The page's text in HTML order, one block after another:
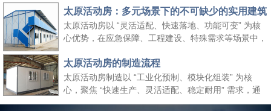
学的结构设计与实用性能，成为各行各业管控扬尘、践
行绿色发展理念的关键选择，为生态保护与生产安全筑
起双重防线。
太原活动房：多元场景下的不可缺少的实用建筑
太原活动房以 “灵活适配、快速落地、功能可变” 为核
心优势，在应急保障、工程建设、特殊需求等场景中，
决了 “临时使用” 的便捷性需求，更填补了传统建筑在
时效性、灵活性与经济性上的空白，是现代社会应对多
元需求的重要建筑补充。
太原活动房的制造流程
太原活动房制造以 “工业化预制、模块化组装” 为核
心，聚焦 “快速生产、灵活适配、稳定耐用” 需求，通
过标准化流程把控各环节，确保成品满足临时办公、居